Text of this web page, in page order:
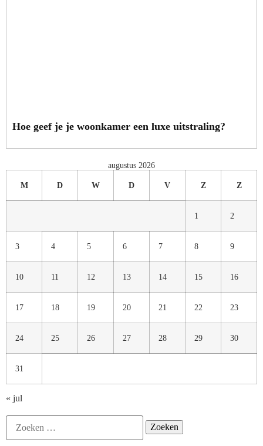
Hoe geef je je woonkamer een luxe uitstraling?
augustus 2026
M D W D V Z Z
1 2
3 4 5 6 7 8 9
10 11 12 13 14 15 16
17 18 19 20 21 22 23
24 25 26 27 28 29 30
31
« jul